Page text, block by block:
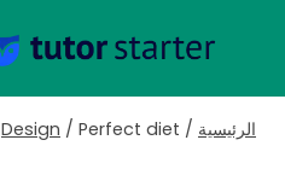
الرئيسية /
Design / Perfect diet